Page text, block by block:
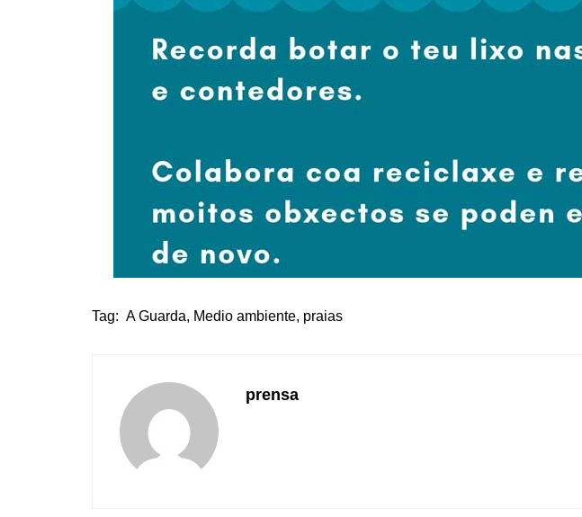
Tag: A Guarda, Medio ambiente, praias
prensa